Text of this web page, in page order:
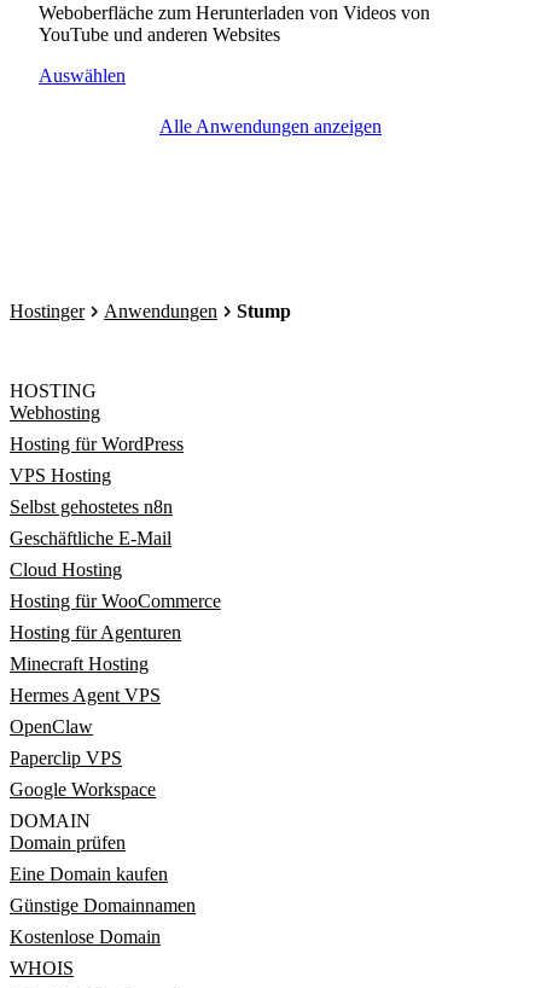
Weboberfläche zum Herunterladen von Videos von
YouTube und anderen Websites
Auswählen
Alle Anwendungen anzeigen
Hostinger Anwendungen Stump
HOSTING
Webhosting
Hosting für WordPress
VPS Hosting
Selbst gehostetes n8n
Geschäftliche E-Mail
Cloud Hosting
Hosting für WooCommerce
Hosting für Agenturen
Minecraft Hosting
Hermes Agent VPS
OpenClaw
Paperclip VPS
Google Workspace
DOMAIN
Domain prüfen
Eine Domain kaufen
Günstige Domainnamen
Kostenlose Domain
WHOIS